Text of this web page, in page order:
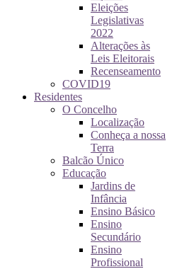
Eleições
Legislativas
2022
Alterações às
Leis Eleitorais
Recenseamento
COVID19
Residentes
O Concelho
Localização
Conheça a nossa
Terra
Balcão Único
Educação
Jardins de
Infância
Ensino Básico
Ensino
Secundário
Ensino
Profissional